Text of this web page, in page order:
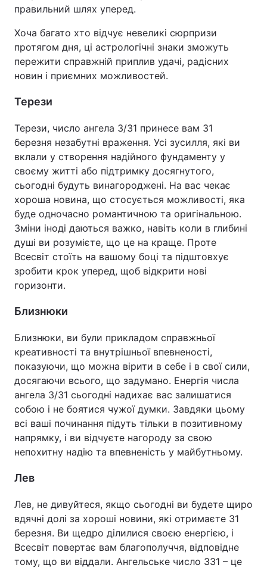
правильний шлях уперед.
Хоча багато хто відчує невеликі сюрпризи
протягом дня, ці астрологічні знаки зможуть
пережити справжній приплив удачі, радісних
новин і приємних можливостей.
Терези
Терези, число ангела 3/31 принесе вам 31
березня незабутні враження. Усі зусилля, які ви
вклали у створення надійного фундаменту у
своєму житті або підтримку досягнутого,
сьогодні будуть винагороджені. На вас чекає
хороша новина, що стосується можливості, яка
буде одночасно романтичною та оригінальною.
Зміни іноді даються важко, навіть коли в глибині
душі ви розумієте, що це на краще. Проте
Всесвіт стоїть на вашому боці та підштовхує
зробити крок уперед, щоб відкрити нові
горизонти.
Близнюки
Близнюки, ви були прикладом справжньої
креативності та внутрішньої впевненості,
показуючи, що можна вірити в себе і в свої сили,
досягаючи всього, що задумано. Енергія числа
ангела 3/31 сьогодні надихає вас залишатися
собою і не боятися чужої думки. Завдяки цьому
всі ваші починання підуть тільки в позитивному
напрямку, і ви відчуєте нагороду за свою
непохитну надію та впевненість у майбутньому.
Лев
Лев, не дивуйтеся, якщо сьогодні ви будете щиро
вдячні долі за хороші новини, які отримаєте 31
березня. Ви щедро ділилися своєю енергією, і
Всесвіт повертає вам благополуччя, відповідне
тому, що ви віддали. Ангельське число 331 – це